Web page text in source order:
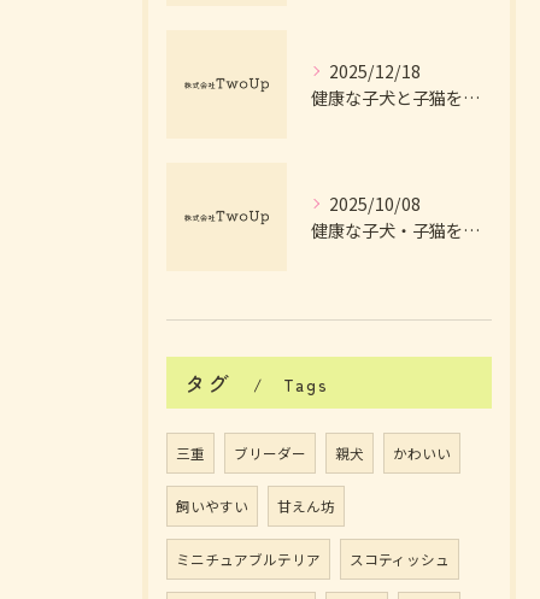
2025/12/18
健康な子犬と子猫を育てる環境のこだわり方
2025/10/08
健康な子犬・子猫を育てる環境作りの秘訣とは
タグ Tags
三重 ブリーダー 親犬 かわいい
飼いやすい 甘えん坊
ミニチュアブルテリア スコティッシュ